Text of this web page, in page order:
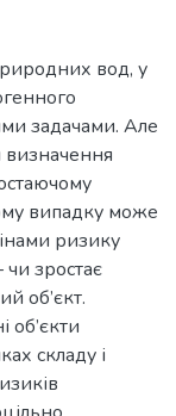
вод, у
задачами. Але
визначення
випадку може
ризику
чи зростає
об’єкт.
складу і